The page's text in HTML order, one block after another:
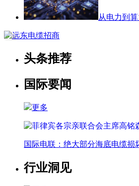
从电力到
头条推荐
国际要闻
更多
国际电联：绝大部分海底电缆损
行业洞见